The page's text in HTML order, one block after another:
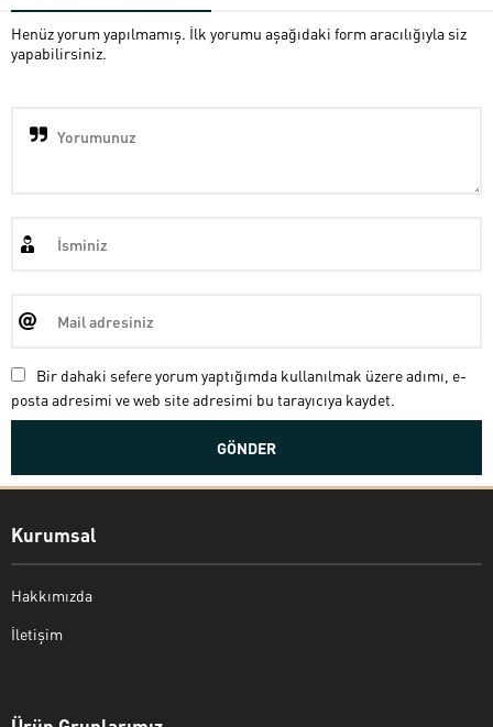
Henüz yorum yapılmamış. İlk yorumu aşağıdaki form aracılığıyla siz
yapabilirsiniz.
Bir dahaki sefere yorum yaptığımda kullanılmak üzere adımı, e-
posta adresimi ve web site adresimi bu tarayıcıya kaydet.
Kurumsal
Hakkımızda
İletişim